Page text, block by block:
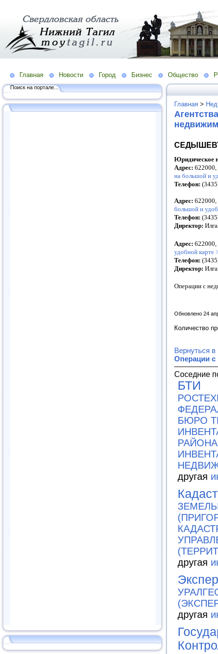
Главная Новости Город Бизнес Общество
Поиск на портале...
Главная >
Юридическое
Адрес:
на большой и
Телефон:
Адрес: 622000,
большой и
Телефон:
Директор:
Адрес:
удобной карте
Телефон:
Директор:
Операции с
Обновлено 24
Количество
Вернуться
Операции
Соседние
БТИ
БЮРО
другая
другая
другая